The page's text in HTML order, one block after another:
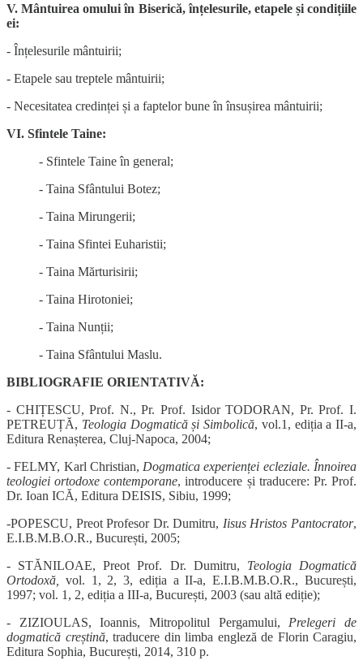
V. Mântuirea omului în Biserică, înțelesurile, etapele și condițiile
ei:
- Înțelesurile mântuirii;
- Etapele sau treptele mântuirii;
- Necesitatea credinței și a faptelor bune în însușirea mântuirii;
VI. Sfintele Taine:
- Sfintele Taine în general;
- Taina Sfântului Botez;
- Taina Mirungerii;
- Taina Sfintei Euharistii;
- Taina Mărturisirii;
- Taina Hirotoniei;
- Taina Nunții;
- Taina Sfântului Maslu.
BIBLIOGRAFIE ORIENTATIVĂ:
- CHIȚESCU, Prof. N., Pr. Prof. Isidor TODORAN, Pr. Prof. I.
PETREUȚĂ, Teologia Dogmatică și Simbolică, vol.1, ediția a II-a,
Editura Renașterea, Cluj-Napoca, 2004;
- FELMY, Karl Christian, Dogmatica experienței ecleziale. Înnoirea
teologiei ortodoxe contemporane, introducere și traducere: Pr. Prof.
Dr. Ioan ICĂ, Editura DEISIS, Sibiu, 1999;
-POPESCU, Preot Profesor Dr. Dumitru, Iisus Hristos Pantocrator,
E.I.B.M.B.O.R., București, 2005;
- STĂNILOAE, Preot Prof. Dr. Dumitru, Teologia Dogmatică
Ortodoxă,
vol. 1, 2, 3, ediția a II-a, E.I.B.M.B.O.R., București,
1997; vol. 1, 2, ediția a III-a, București, 2003 (sau altă ediție);
- ZIZIOULAS, Ioannis, Mitropolitul Pergamului, Prelegeri de
dogmatică creștină, traducere din limba engleză de Florin Caragiu,
Editura Sophia, București, 2014, 310 p.